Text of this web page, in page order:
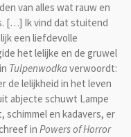
van alles wat rauw en
[…] Ik vind dat stuitend
een liefdevolle
het lelijke en de gruwel
Tulpenwodkaverwoordt:
de lelijkheid in het leven
abjecte schuwt Lampe
schimmel en kadavers, er
in Powers of Horror